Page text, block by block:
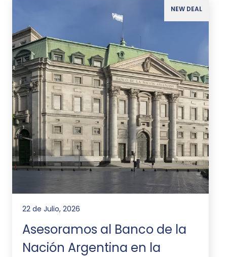
NEW DEAL
22 de Julio, 2026
Asesoramos al Banco de la
Nación Argentina en la